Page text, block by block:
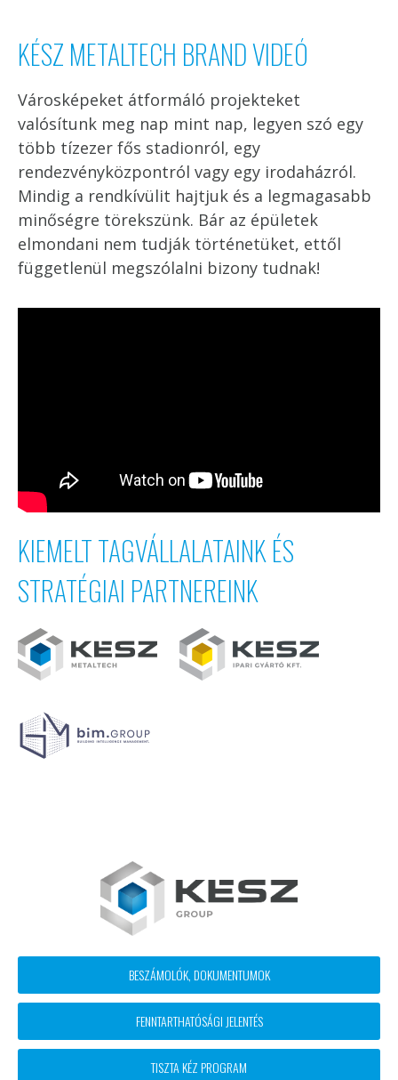
KÉSZ METALTECH BRAND VIDEÓ
Városképeket átformáló projekteket
valósítunk meg nap mint nap, legyen szó egy
több tízezer fős stadionról, egy
rendezvényközpontról vagy egy irodaházról.
Mindig a rendkívülit hajtjuk és a legmagasabb
minőségre törekszünk. Bár az épületek
elmondani nem tudják történetüket, ettől
függetlenül megszólalni bizony tudnak!
KIEMELT TAGVÁLLALATAINK ÉS
STRATÉGIAI PARTNEREINK
block
menü
BESZÁMOLÓK, DOKUMENTUMOK
FENNTARTHATÓSÁGI JELENTÉS
TISZTA KÉZ PROGRAM